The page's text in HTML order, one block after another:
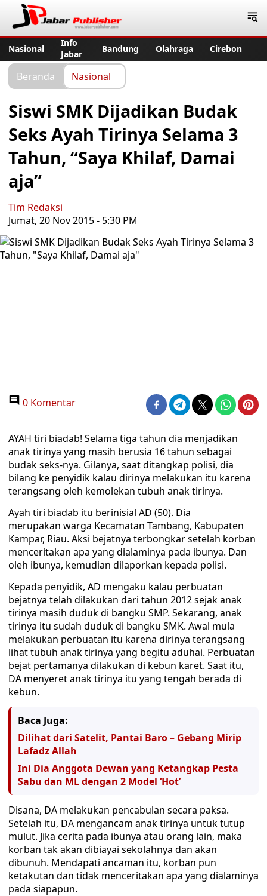
Nasional
Info
Jabar
Bandung Olahraga Cirebon
Beranda Nasional
Siswi SMK Dijadikan Budak
Seks Ayah Tirinya Selama 3
Tahun, “Saya Khilaf, Damai
aja”
Tim Redaksi
Jumat, 20 Nov 2015 - 5:30 PM
0 Komentar
AYAH tiri biadab! Selama tiga tahun dia menjadikan
anak tirinya yang masih berusia 16 tahun sebagai
budak seks-nya. Gilanya, saat ditangkap polisi, dia
bilang ke penyidik kalau dirinya melakukan itu karena
terangsang oleh kemolekan tubuh anak tirinya.
Ayah tiri biadab itu berinisial AD (50). Dia
merupakan warga Kecamatan Tambang, Kabupaten
Kampar, Riau. Aksi bejatnya terbongkar setelah korban
menceritakan apa yang dialaminya pada ibunya. Dan
oleh ibunya, kemudian dilaporkan kepada polisi.
Kepada penyidik, AD mengaku kalau perbuatan
bejatnya telah dilakukan dari tahun 2012 sejak anak
tirinya masih duduk di bangku SMP. Sekarang, anak
tirinya itu sudah duduk di bangku SMK. Awal mula
melakukan perbuatan itu karena dirinya terangsang
lihat tubuh anak tirinya yang begitu aduhai. Perbuatan
bejat pertamanya dilakukan di kebun karet. Saat itu,
DA menyeret anak tirinya itu yang tengah berada di
kebun.
Baca Juga:
Dilihat dari Satelit, Pantai Baro – Gebang Mirip
Lafadz Allah
Ini Dia Anggota Dewan yang Ketangkap Pesta
Sabu dan ML dengan 2 Model ‘Hot’
Disana, DA melakukan pencabulan secara paksa.
Setelah itu, DA mengancam anak tirinya untuk tutup
mulut. Jika cerita pada ibunya atau orang lain, maka
korban tak akan dibiayai sekolahnya dan akan
dibunuh. Mendapati ancaman itu, korban pun
ketakutan dan tidak menceritakan apa yang dialaminya
pada siapapun.